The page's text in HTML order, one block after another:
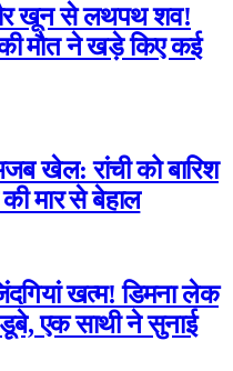
और खून से लथपथ शव!
की मौत ने खड़े किए कई
खेल: रांची को बारिश
मार से बेहाल
खत्म! डिमना लेक
एक साथी ने सुनाई